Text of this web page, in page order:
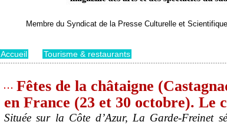
Membre du Syndicat de la Presse Culturelle et
Accueil Tourisme & restaurants
Fêtes de la châtaigne
en France (23 et 30 octobre). Le
Située sur la Côte d’Azur, La Garde-Freinet